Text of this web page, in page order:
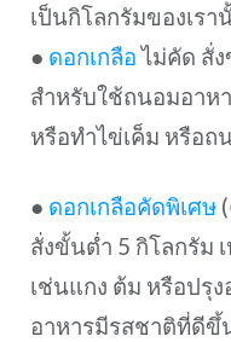
เป็นกิโลกรัมของเร
● ดอกเกลือไม่คัด สั่ง
สำหรับใช้ถนอมอาห
หรือทำไข่เค็ม หรือ
● ดอกเกลือคัดพิเศษ(
สั่งขั้นต่ำ 5 กิโลกรัม
เช่นแกง ต้ม หรือปรุง
อาหารมีรสชาติที่ดีขึ้